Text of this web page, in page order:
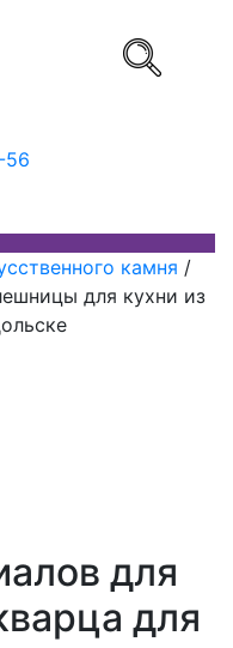
56
камня /
для кухни из
для
для